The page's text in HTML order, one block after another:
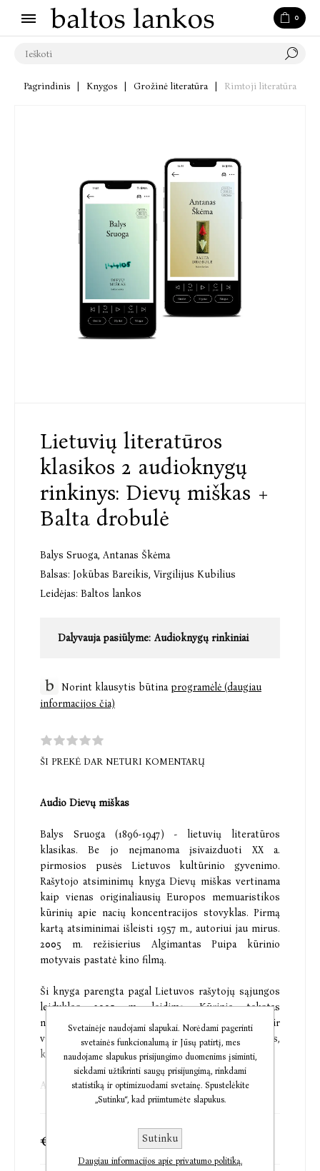
0
Pagrindinis Knygos Grožinė literatūra Rimtoji literatūra
Lietuvių literatūros
klasikos 2 audioknygų
rinkinys: Dievų miškas +
Balta drobulė
Balys Sruoga, Antanas Škėma
Balsas: Jokūbas Bareikis, Virgilijus Kubilius
Leidėjas: Baltos lankos
Dalyvauja pasiūlyme: Audioknygų rinkiniai
Norint klausytis būtinaprogramėlė (daugiau
informacijos čia)
ŠI PREKĖ DAR NETURI KOMENTARŲ
Audio Dievų miškas
Balys Sruoga (1896-1947) - lietuvių literatūros
klasikas. Be jo neįmanoma įsivaizduoti XX a.
pirmosios pusės Lietuvos kultūrinio gyvenimo.
Rašytojo atsiminimų knyga Dievų miškas vertinama
kaip vienas originaliausių Europos memuaristikos
kūrinių apie nacių koncentracijos stovyklas. Pirmą
kartą atsiminimai išleisti 1957 m., autoriui jau mirus.
2005 m. režisierius Algimantas Puipa kūrinio
motyvais pastatė kino filmą.
Ši knyga parengta pagal Lietuvos rašytojų sąjungos
leidyklos 2005 m. leidimą. Kūrinio tekstas
nekupiūruotas. Leidime palikta asmenvardžių ir
vietovardžių rašyba su šiokiais tokiais netikslumais,
kurių būta pirmame kūrinio rankraštyje.
Audio Balta drobulė
Niujorko viešbučių. Jį slegia uniforma, bukinantis
darbas, vienatvė, kamuoja egzistenciniai klausimai,
kūrybinės kančios ir, regis, jis tuoj, tuoj išprotės.
€7,70
Svetainėje naudojami slapukai. Norėdami pagerinti
svetainės funkcionalumą ir Jūsų patirtį, mes
naudojame slapukus prisijungimo duomenims įsiminti,
siekdami užtikrinti saugų prisijungimą, rinkdami
statistiką ir optimizuodami svetainę. Spustelėkite
„Sutinku“, kad priimtumėte slapukus.
Sutinku
Daugiau informacijos apie privatumo politiką.